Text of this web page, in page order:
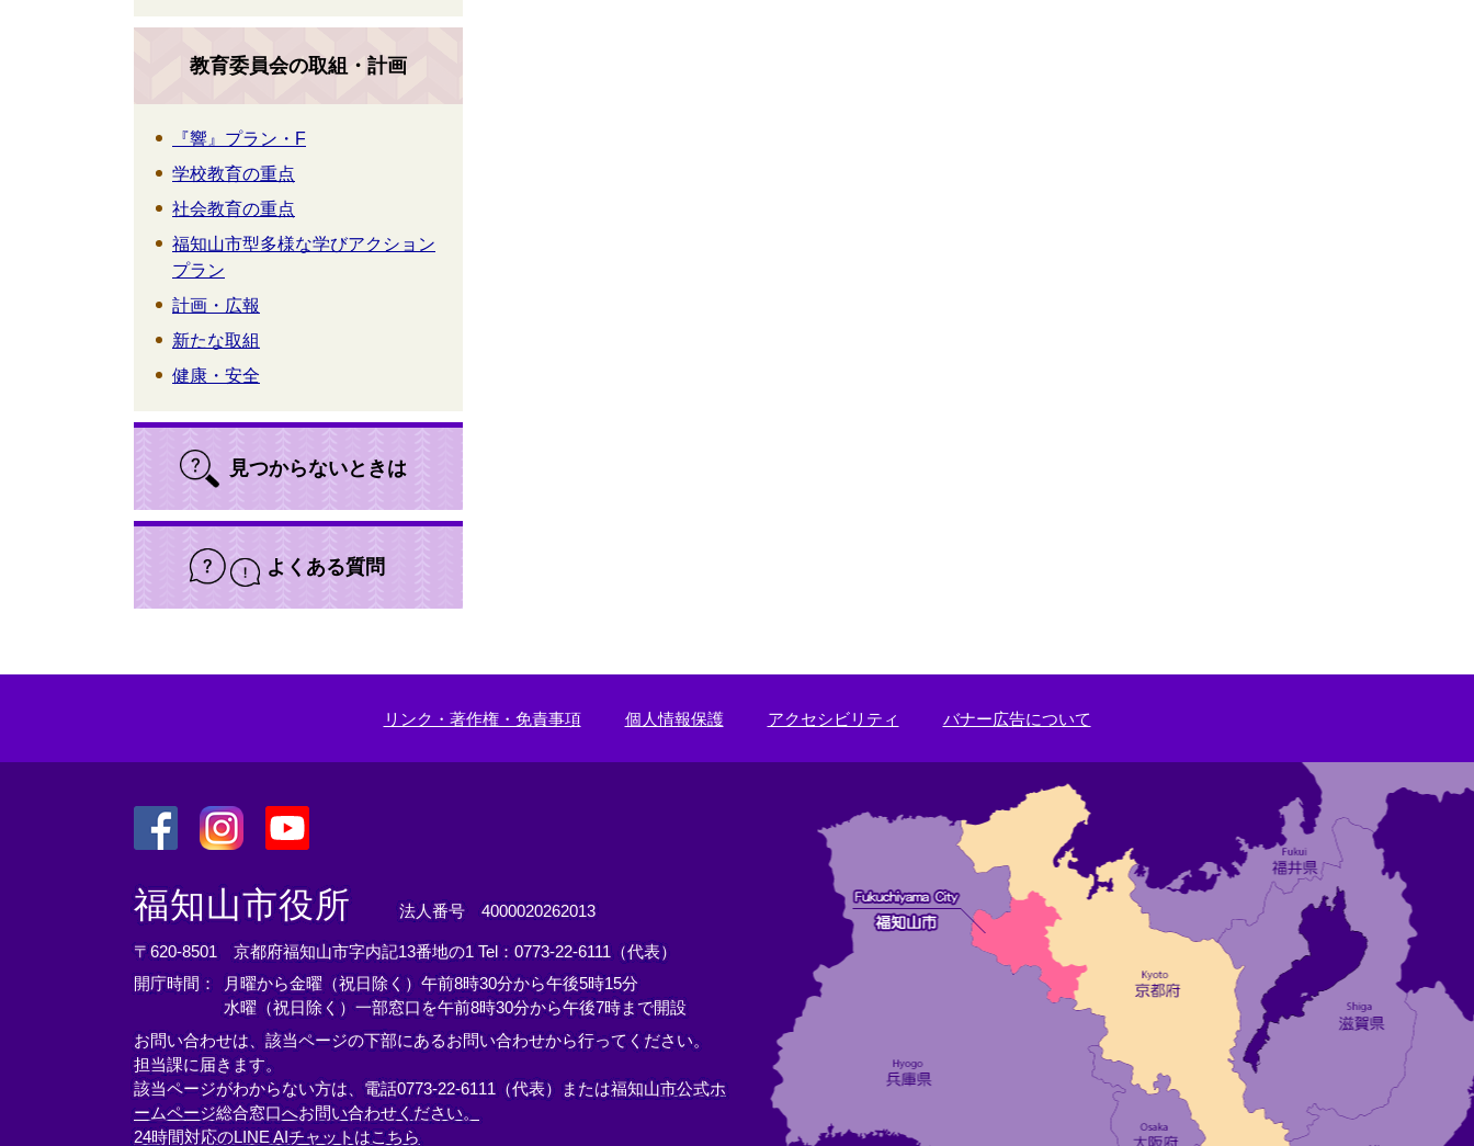
教育委員会の取組・計画
『響』プラン・F
学校教育の重点
社会教育の重点
福知山市型多様な学びアクション
プラン
計画・広報
新たな取組
健康・安全
見つからないときは
よくある質問
リンク・著作権・免責事項 個人情報保護 アクセシビリティ バナー広告について
外
部
リ
ン
ク
外
部
リ
ン
ク
外
部
リ
ン
ク
＞
福知山市役所 法人番号 4000020262013
〒620-8501 京都府福知山市字内記13番地の1 Tel：0773-22-6111（代表）
開庁時間： 月曜から金曜（祝日除く）午前8時30分から午後5時15分
水曜（祝日除く）一部窓口を午前8時30分から午後7時まで開設
お問い合わせは、該当ページの下部にあるお問い合わせから行ってください。
担当課に届きます。
該当ページがわからない方は、電話0773-22-6111（代表）または福知山市公式ホ
ームページ総合窓口へお問い合わせください。
24時間対応のLINE AIチャットはこちら